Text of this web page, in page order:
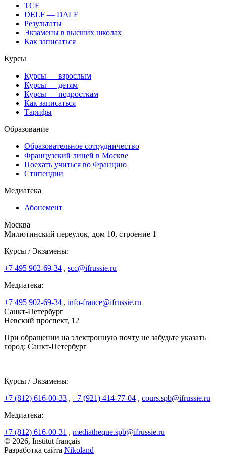
TCF
DELF — DALF
Результаты
Экзамены в высших школах
Как записаться
Курсы
Курсы — взрослым
Курсы — детям
Курсы — подросткам
Как записаться
Тарифы
Образование
Образовательное сотрудничество
Французский лицей в Москве
Поехать учиться во Францию
Стипендии
Медиатека
Абонемент
Москва
Милютинский переулок, дом 10, строение 1
Курсы / Экзамены:
+7 495 902-69-34 , scc@ifrussie.ru
Медиатека:
+7 495 902-69-34 , info-france@ifrussie.ru
Санкт-Петербург
Невский проспект, 12
При обращении на электронную почту не забудьте указать
город: Санкт-Петербург
Курсы / Экзамены:
+7 (812) 616-00-33 , +7 (921) 414-77-04 , cours.spb@ifrussie.ru
Медиатека:
+7 (812) 616-00-31 , mediatheque.spb@ifrussie.ru
© 2026, Institut français
Разработка сайта Nikoland